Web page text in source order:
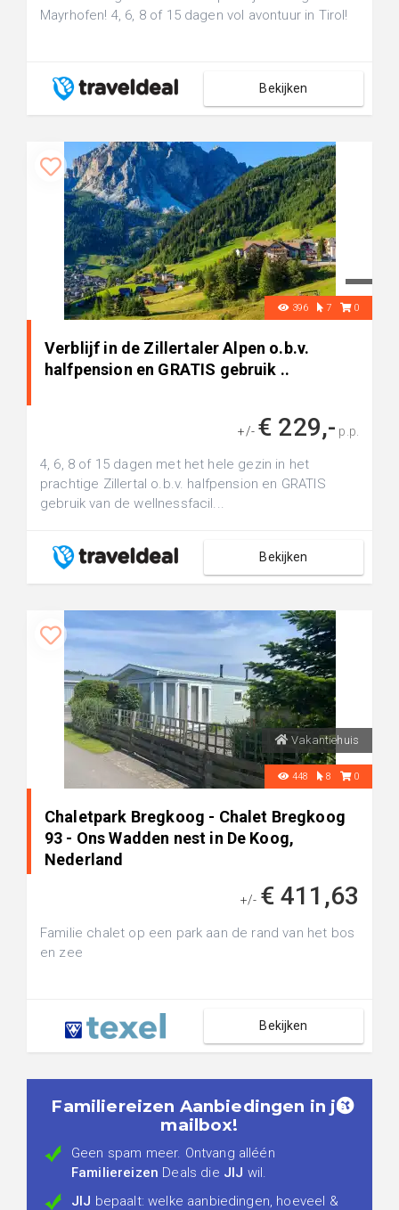
Mayrhofen! 4, 6, 8 of 15 dagen vol avontuur in Tirol!
Bekijken
396 7 0
Verblijf in de Zillertaler Alpen o.b.v.
halfpension en GRATIS gebruik ..
+/- € 229,- p.p.
4, 6, 8 of 15 dagen met het hele gezin in het
prachtige Zillertal o.b.v. halfpension en GRATIS
gebruik van de wellnessfacil...
Bekijken
Vakantiehuis
448 8 0
Chaletpark Bregkoog - Chalet Bregkoog
93 - Ons Wadden nest in De Koog,
Nederland
+/- € 411,63
Familie chalet op een park aan de rand van het bos
en zee
Bekijken
Familiereizen Aanbiedingen in je
mailbox!
Geen spam meer. Ontvang alléén
Familiereizen Deals die JIJ wil.
JIJ bepaalt: welke aanbiedingen, hoeveel &